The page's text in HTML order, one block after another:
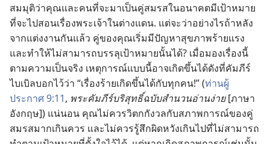
สมมุติ​ว่า​คุณ​และ​คน​ที่​จะ​มา​เป็น​คู่​สมรส​ใน​อนาคต​มี​เป้าหมาย​
ที่​จะ​ไป​สอน​เรื่อง​พระเจ้า​ใน​ต่าง​แดน. แต่​จะ​ว่า​อย่าง​ไร​ถ้า​หลัง​
จาก​แต่งงาน​กัน​แล้ว คู่​ของ​คุณ​เริ่ม​มี​ปัญหา​สุขภาพ​ร้ายแรง​
และ​ทำ​ให้​ไม่​สามารถ​บรรลุ​เป้าหมาย​นั้น​ได้? เมื่อ​มอง​เรื่อง​นี้​
ตาม​ความ​เป็น​จริง เหตุ​การณ์​แบบ​นี้​อาจ​เกิด​ขึ้น​ได้​ดัง​ที่​คัมภีร์​
ไบเบิล​บอก​ไว้​ว่า “เรื่อง​ร้าย​เกิด​ขึ้น​ได้​กับ​ทุก​คน!” (ท่าน​ผู้​
ประกาศ 9:11, พระ​คัมภีร์​บริสุทธิ์​ฉบับ​สำนวน​อ่าน​ง่าย[ภาษา​
อังกฤษ]) แน่นอน คุณ​ไม่​ควร​วิตก​กังวล​กับ​สภาพการณ์​ของ​คู่​
สมรส​มาก​เกิน​ควร และ​ไม่​ควร​รู้สึก​ผิด​หวัง​เกิน​ไป​ที่​ไม่​สามารถ​